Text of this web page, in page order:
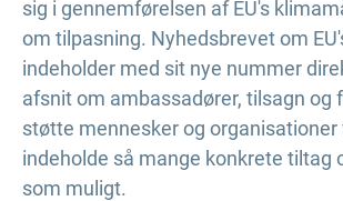
sig i gennemførelsen af EU's
om tilpasning. Nyhedsbrevet om
indeholder med sit nye nummer
afsnit om ambassadører, tilsagn og
støtte mennesker og organisationer
indeholde så mange konkrete tiltag
som muligt.